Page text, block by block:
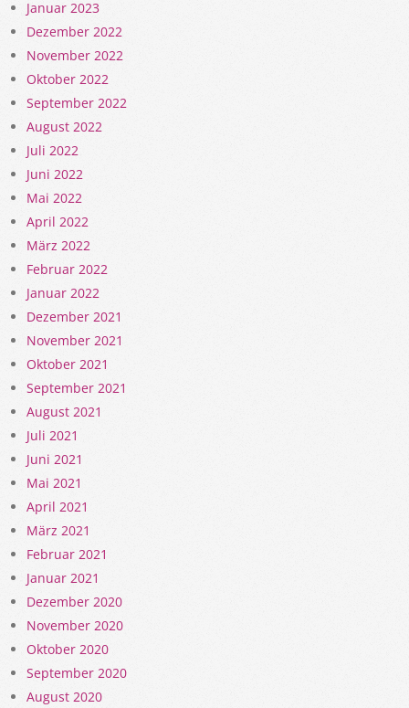
Januar 2023
Dezember 2022
November 2022
Oktober 2022
September 2022
August 2022
Juli 2022
Juni 2022
Mai 2022
April 2022
März 2022
Februar 2022
Januar 2022
Dezember 2021
November 2021
Oktober 2021
September 2021
August 2021
Juli 2021
Juni 2021
Mai 2021
April 2021
März 2021
Februar 2021
Januar 2021
Dezember 2020
November 2020
Oktober 2020
September 2020
August 2020